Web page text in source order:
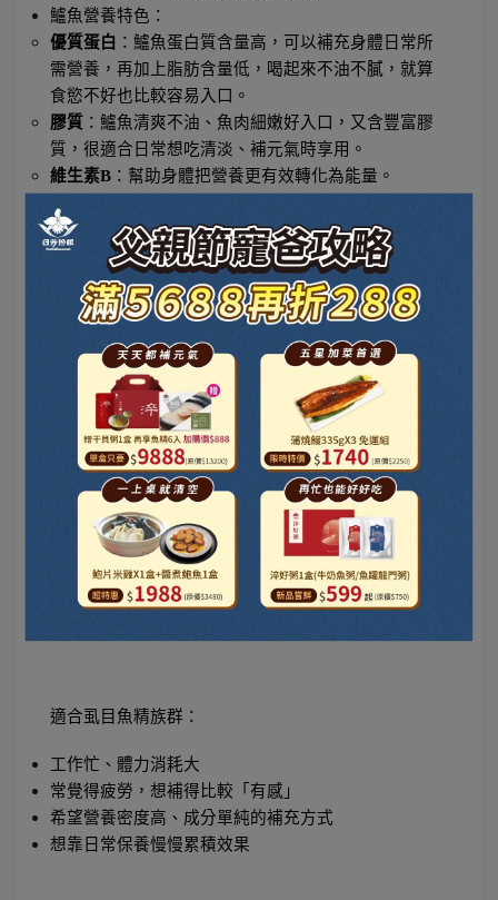
鱸魚營養特色：
優質蛋白 ：鱸魚蛋白質含量高，可以補充身體日常所
需營養，再加上脂肪含量低，喝起來不油不膩，就算
食慾不好也比較容易入口。
膠質 ：鱸魚清爽不油、魚肉細嫩好入口，又含豐富膠
質，很適合日常想吃清淡、補元氣時享用。
維生素B ：幫助身體把營養更有效轉化為能量。
會搭配蔥、薑、蒜調味，風味更接近傳統鱸魚湯。
4｜不同需求怎麼選？
其實不是哪個「最好」，而是看你現在的狀態和需
適合虱目魚精族群：
工作忙、體力消耗大
常覺得疲勞，想補得比較「有感」
希望營養密度高、成分單純的補充方式
想靠日常保養慢慢累積效果